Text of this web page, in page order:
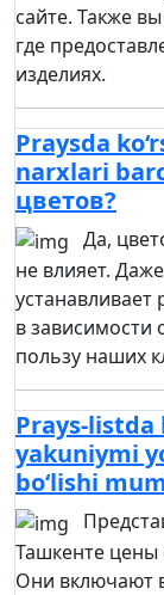
сайте. Также
где
изделиях.
Praysda
narxlari
цветов?
Да,
не влияет.
в зависимости
пользу наших
Prays-listda
yakuniymi
bo‘lishi
Ташкенте
Они включают